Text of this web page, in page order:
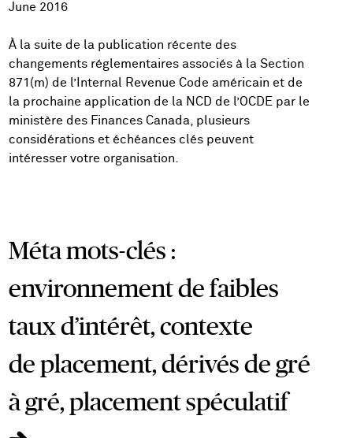
June 2016
À la suite de la publication récente des
changements réglementaires associés à la Section
871(m) de l’Internal Revenue Code américain et de
la prochaine application de la NCD de l’OCDE par le
ministère des Finances Canada, plusieurs
considérations et échéances clés peuvent
intéresser votre organisation.
Méta mots-clés :
environnement de faibles
taux d’intérêt, contexte
de placement, dérivés de gré
à gré, placement spéculatif